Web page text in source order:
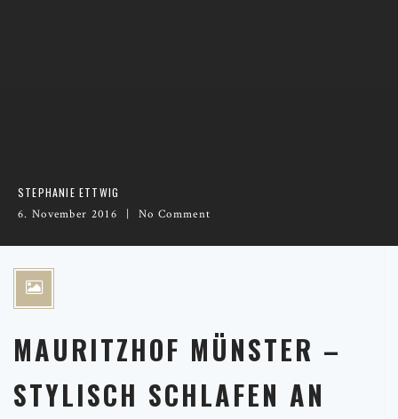
STEPHANIE ETTWIG
6. November 2016
No Comment
MAURITZHOF MÜNSTER –
STYLISCH SCHLAFEN AN